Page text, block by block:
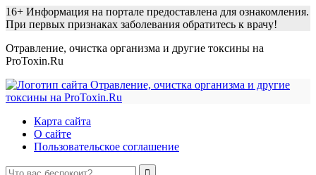
16+ Информация на портале предоставлена для ознакомления.
При первых признаках заболевания обратитесь к врачу!
Отравление, очистка организма и другие токсины на
ProToxin.Ru
Карта сайта
О сайте
Пользовательское соглашение